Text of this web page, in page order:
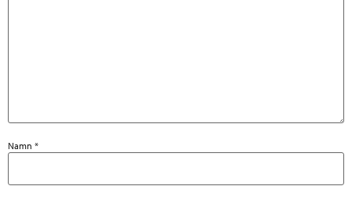
Namn *